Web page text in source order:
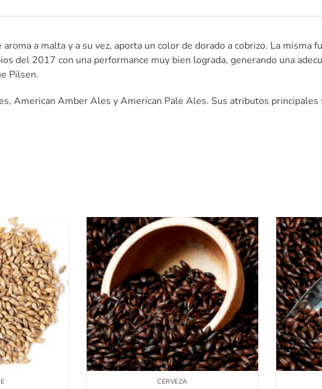
a malta y a su vez, aporta un color de dorado a cobrizo. La misma
del 2017 con una performance muy bien lograda, generando una
Pilsen.
American Amber Ales y American Pale Ales. Sus atributos
CERVEZA